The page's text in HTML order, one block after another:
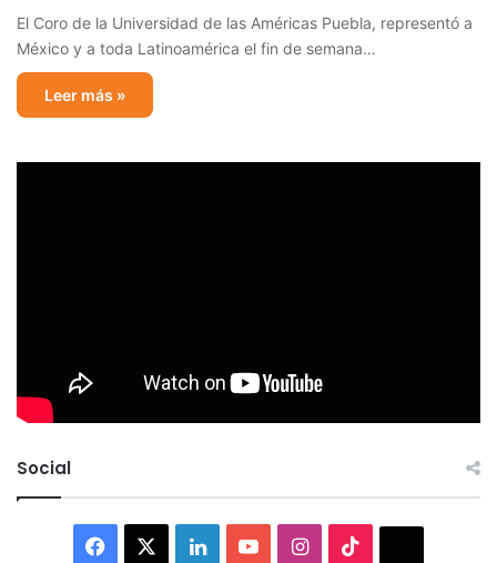
El Coro de la Universidad de las Américas Puebla, representó a
México y a toda Latinoamérica el fin de semana…
Leer más »
Social
Facebook LinkedInYouTubeInstagram